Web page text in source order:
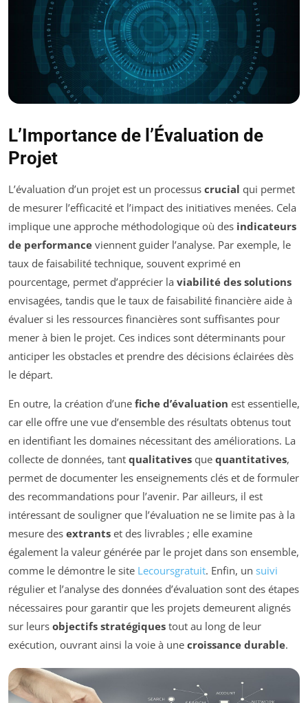
L’Importance de l’Évaluation de
Projet
L’évaluation d’un projet est un processus crucial qui permet
de mesurer l’efficacité et l’impact des initiatives menées. Cela
implique une approche méthodologique où des indicateurs
de performance viennent guider l’analyse. Par exemple, le
taux de faisabilité technique, souvent exprimé en
pourcentage, permet d’apprécier la viabilité des solutions
envisagées, tandis que le taux de faisabilité financière aide à
évaluer si les ressources financières sont suffisantes pour
mener à bien le projet. Ces indices sont déterminants pour
anticiper les obstacles et prendre des décisions éclairées dès
le départ.
En outre, la création d’une fiche d’évaluation est essentielle,
car elle offre une vue d’ensemble des résultats obtenus tout
en identifiant les domaines nécessitant des améliorations. La
collecte de données, tant qualitatives que quantitatives,
permet de documenter les enseignements clés et de formuler
des recommandations pour l’avenir. Par ailleurs, il est
intéressant de souligner que l’évaluation ne se limite pas à la
mesure des extrants et des livrables ; elle examine
également la valeur générée par le projet dans son ensemble,
comme le démontre le site Lecoursgratuit. Enfin, un suivi
régulier et l’analyse des données d’évaluation sont des étapes
nécessaires pour garantir que les projets demeurent alignés
sur leurs objectifs stratégiques tout au long de leur
exécution, ouvrant ainsi la voie à une croissance durable.